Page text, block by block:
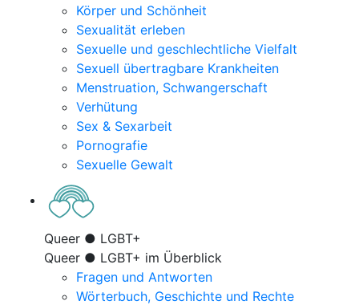
Körper und Schönheit
Sexualität erleben
Sexuelle und geschlechtliche Vielfalt
Sexuell übertragbare Krankheiten
Menstruation, Schwangerschaft
Verhütung
Sex & Sexarbeit
Pornografie
Sexuelle Gewalt
Queer ● LGBT+
Queer ● LGBT+ im Überblick
Fragen und Antworten
Wörterbuch, Geschichte und Rechte